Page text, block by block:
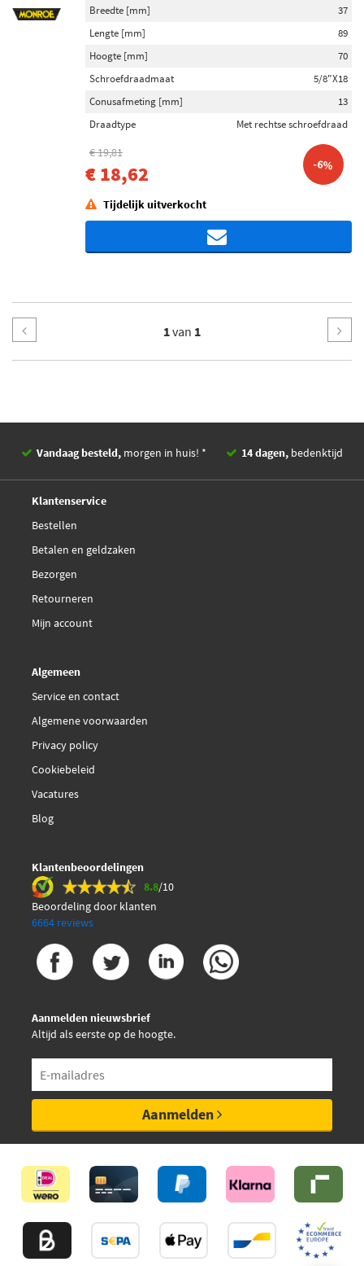
Breedte [mm]
37
Lengte [mm]
89
Hoogte [mm]
70
Schroefdraadmaat
5/8"X18
Conusafmeting [mm]
13
Draadtype
Met rechtse schroefdraad
€ 19,81
€ 18,62 -6%
Tijdelijk uitverkocht
1van 1
Vandaag besteld, morgen in huis! * 14 dagen, bedenktijd
Klantenservice
Bestellen
Betalen en geldzaken
Bezorgen
Retourneren
Mijn account
Algemeen
Service en contact
Algemene voorwaarden
Privacy policy
Cookiebeleid
Vacatures
Blog
Klantenbeoordelingen
8.8/10
Beoordeling door klanten
6664 reviews
Aanmelden nieuwsbrief
Altijd als eerste op de hoogte.
Aanmelden